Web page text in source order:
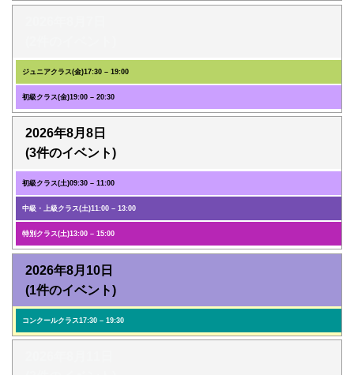
ジュニアクラス(金)17:30 – 19:00
初級クラス(金)19:00 – 20:30
2026年8月8日
(3件のイベント)
初級クラス(土)09:30 – 11:00
中級・上級クラス(土)11:00 – 13:00
特別クラス(土)13:00 – 15:00
2026年8月10日
(1件のイベント)
コンクールクラス17:30 – 19:30